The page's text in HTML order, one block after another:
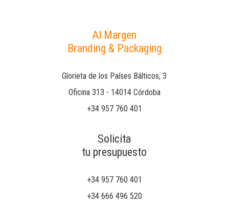
Al Margen
Branding & Packaging
Glorieta de los Países Bálticos, 3
Oficina 313 - 14014 Córdoba
+34 957 760 401
Solicita
tu presupuesto
+34 957 760 401
+34 666 496 520